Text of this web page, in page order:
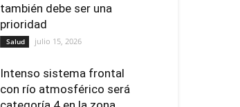
también debe ser una
prioridad
Salud julio 15, 2026
Intenso sistema frontal
con río atmosférico será